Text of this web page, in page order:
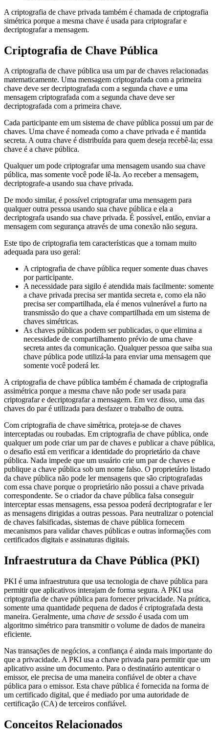
A criptografia de chave privada também é chamada de criptografia
simétrica porque a mesma chave é usada para criptografar e
decriptografar a mensagem.
Criptografia de Chave Pública
A criptografia de chave pública usa um par de chaves relacionadas
matematicamente. Uma mensagem criptografada com a primeira
chave deve ser decriptografada com a segunda chave e uma
mensagem criptografada com a segunda chave deve ser
decriptografada com a primeira chave.
Cada participante em um sistema de chave pública possui um par de
chaves. Uma chave é nomeada como a chave privada e é mantida
secreta. A outra chave é distribuída para quem deseja recebê-la; essa
chave é a chave pública.
Qualquer um pode criptografar uma mensagem usando sua chave
pública, mas somente você pode lê-la. Ao receber a mensagem,
decriptografe-a usando sua chave privada.
De modo similar, é possível criptografar uma mensagem para
qualquer outra pessoa usando sua chave pública e ela a
decriptografa usando sua chave privada. É possível, então, enviar a
mensagem com segurança através de uma conexão não segura.
Este tipo de criptografia tem características que a tornam muito
adequada para uso geral:
A criptografia de chave pública requer somente duas chaves
por participante.
A necessidade para sigilo é atendida mais facilmente: somente
a chave privada precisa ser mantida secreta e, como ela não
precisa ser compartilhada, ela é menos vulnerável a furto na
transmissão do que a chave compartilhada em um sistema de
chaves simétricas.
As chaves públicas podem ser publicadas, o que elimina a
necessidade de compartilhamento prévio de uma chave
secreta antes da comunicação. Qualquer pessoa que saiba sua
chave pública pode utilizá-la para enviar uma mensagem que
somente você poderá ler.
A criptografia de chave pública também é chamada de criptografia
assimétrica porque a mesma chave não pode ser usada para
criptografar e decriptografar a mensagem. Em vez disso, uma das
chaves do par é utilizada para desfazer o trabalho de outra.
Com criptografia de chave simétrica, proteja-se de chaves
interceptadas ou roubadas. Em criptografia de chave pública, onde
qualquer um pode criar um par de chaves e publicar a chave pública,
o desafio está em verificar a identidade do proprietário da chave
pública. Nada impede que um usuário crie um par de chaves e
publique a chave pública sob um nome falso. O proprietário listado
da chave pública não pode ler mensagens que são criptografadas
com essa chave porque o proprietário não possui a chave privada
correspondente. Se o criador da chave pública falsa conseguir
interceptar essas mensagens, essa pessoa poderá decriptografar e ler
as mensagens dirigidas a outras pessoas. Para neutralizar o potencial
de chaves falsificadas, sistemas de chave pública fornecem
mecanismos para validar chaves públicas e outras informações com
certificados digitais e assinaturas digitais.
Infraestrutura da Chave Pública (PKI)
PKI é uma infraestrutura que usa tecnologia de chave pública para
permitir que aplicativos interajam de forma segura. A PKI usa
criptografia de chave pública para fornecer privacidade. Na prática,
somente uma quantidade pequena de dados é criptografada desta
maneira. Geralmente, uma chave de sessão é usada com um
algoritmo simétrico para transmitir o volume de dados de maneira
eficiente.
Nas transações de negócios, a confiança é ainda mais importante do
que a privacidade. A PKI usa a chave privada para permitir que um
aplicativo assine um documento. Para o destinatário autenticar o
emissor, ele precisa de uma maneira confiável de obter a chave
pública para o emissor. Esta chave pública é fornecida na forma de
um certificado digital, que é mediado por uma autoridade de
certificação (CA) de terceiros confiável.
Conceitos Relacionados